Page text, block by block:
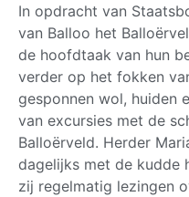
In opdracht van
van Balloo het
de hoofdtaak van hun
verder op het fokken
gesponnen wol, huiden
van excursies met de
Balloërveld. Herder
dagelijks met de kudde
zij regelmatig lezingen